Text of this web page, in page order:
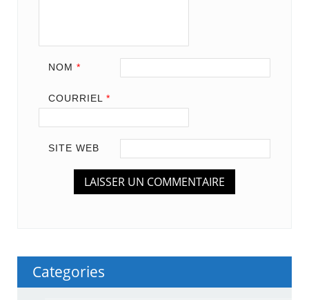
NOM *
COURRIEL *
SITE WEB
Categories